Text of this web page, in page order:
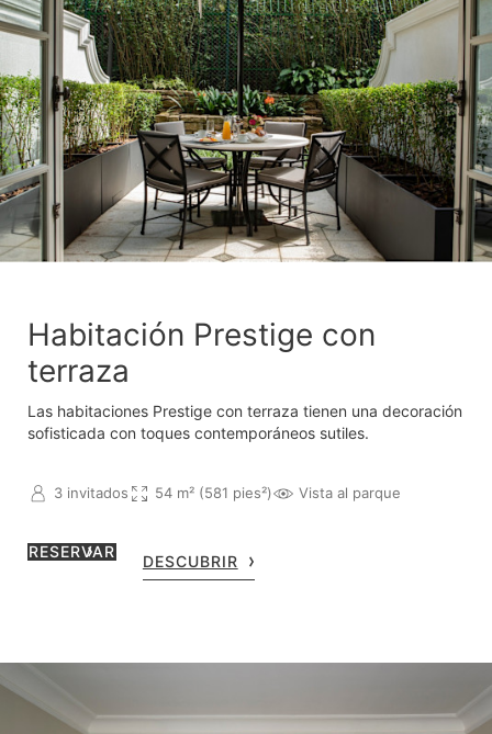
Habitación Prestige con
terraza
Las habitaciones Prestige con terraza tienen una decoración
sofisticada con toques contemporáneos sutiles.
3 invitados 54 m² (581 pies²) Vista al parque
RESERVAR
DESCUBRIR